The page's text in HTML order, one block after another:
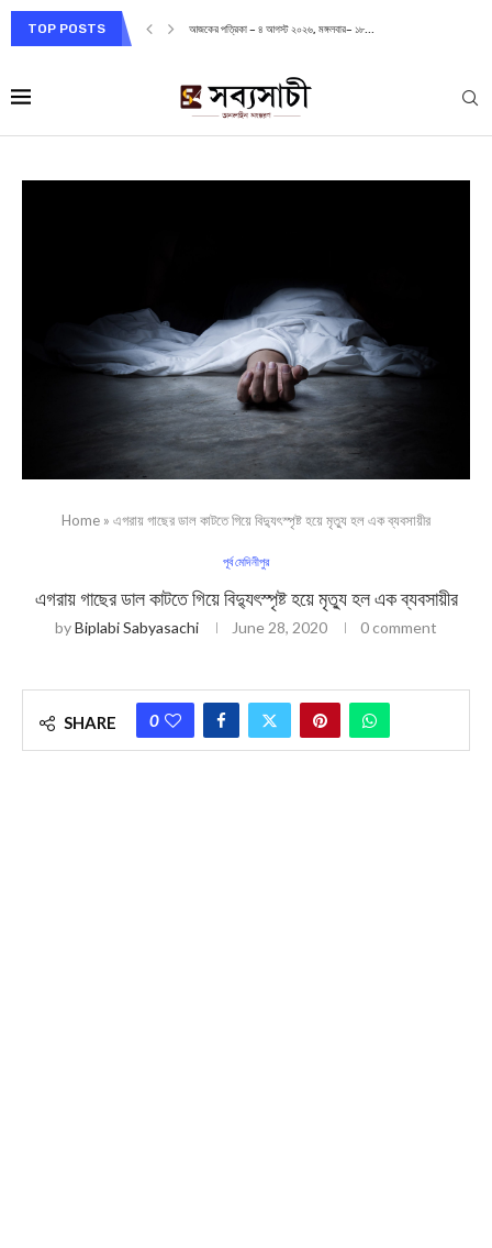
TOP POSTS আজকের পত্রিকা – ৪ আগস্ট ২০২৬, মঙ্গলবার– ১৮...
Home » এগরায় গাছের ডাল কাটতে গিয়ে বিদ্যুৎস্পৃষ্ট হয়ে মৃত্যু হল এক ব্যবসায়ীর
পূর্ব মেদিনীপুর
এগরায় গাছের ডাল কাটতে গিয়ে বিদ্যুৎস্পৃষ্ট হয়ে মৃত্যু হল এক ব্যবসায়ীর
byBiplabi Sabyasachi June 28, 2020 0 comment
SHARE 0